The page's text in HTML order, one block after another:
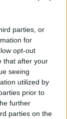
parties, or
for
opt-out
that after your
seeing
utilized by
prior to
further
parties on the
до
во Црна
Црна Гора
Катунска
е дозволено
на